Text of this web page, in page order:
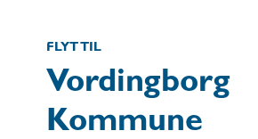
FLYT TIL
Vordingborg
Kommune